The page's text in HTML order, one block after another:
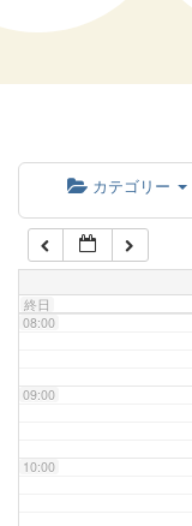
カテゴリー
終日
04:00
07:00
08:00
09:00
10:00